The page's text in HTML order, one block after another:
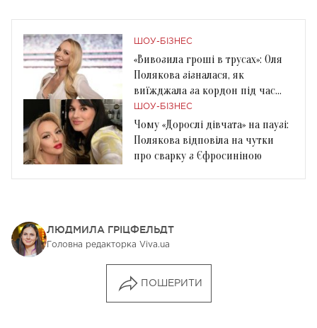
ШОУ-БІЗНЕС
«Вивозила гроші в трусах»: Оля
Полякова зізналася, як
виїжджала за кордон під час
війни
ШОУ-БІЗНЕС
Чому «Дорослі дівчата» на паузі:
Полякова відповіла на чутки
про сварку з Єфросиніною
ЛЮДМИЛА ГРІЦФЕЛЬДТ
Головна редакторка Viva.ua
ПОШЕРИТИ